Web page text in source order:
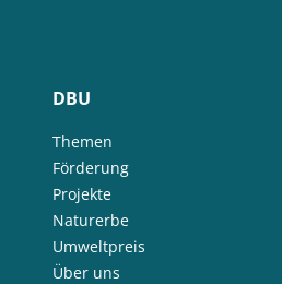
DBU
Themen
Förderung
Projekte
Naturerbe
Umweltpreis
Über uns